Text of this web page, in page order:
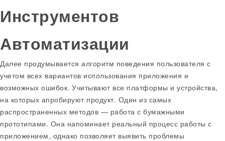
Инструментов
Автоматизации
Далее продумывается алгоритм поведения пользователя с
учетом всех вариантов использования приложения и
возможных ошибок. Учитывают все платформы и устройства,
на которых апробируют продукт. Один из самых
распространенных методов — работа с бумажными
прототипами. Она напоминает реальный процесс работы с
приложением, однако позволяет выявить проблемы